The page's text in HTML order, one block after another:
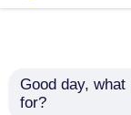
密集した車輪
ROPS/FOPSキ
Good day,
for?